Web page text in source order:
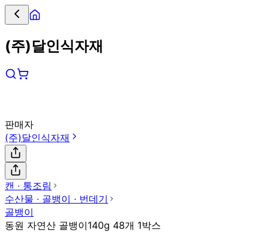
(주)달인식자재
판매자
(주)달인식자재
캔 ∙ 통조림
수산물 ∙ 골뱅이 ∙ 번데기
골뱅이
동원 자연산 골뱅이140g 48개 1박스